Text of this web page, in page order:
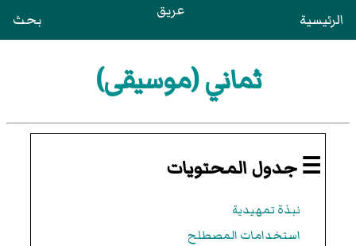
الرئيسية عريق بحث
ثماني (موسيقى)
☰ جدول المحتويات
نبذة تمهيدية
استخدامات المصطلح